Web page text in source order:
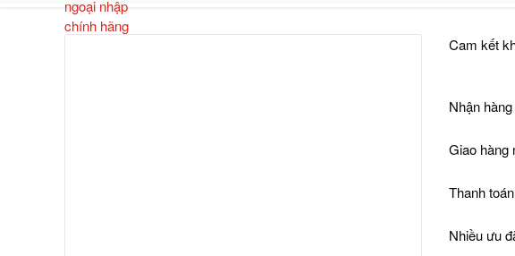
Cam kết
Nhận
Giao hàng
Thanh
Nhiều ưu